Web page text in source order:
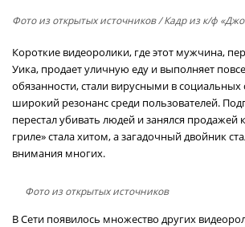
Фото из открытых источников/ Кадр из к/ф
Короткие видеоролики, где этот мужчина,
Уика, продает уличную еду и выполняет
обязанности, стали вирусными в социальных
широкий резонанс среди пользователей.
перестал убивать людей и занялся продажей
гриле» стала хитом, а загадочный двойник
внимания многих.
Фото из открытых источников
В Сети появилось множество других